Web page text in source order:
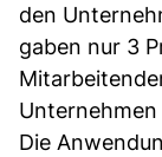
den
gaben nur 3
Die